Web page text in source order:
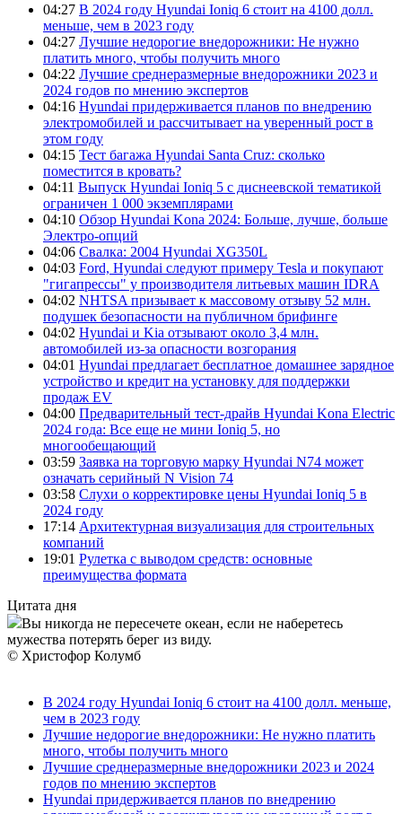
04:27 В 2024 году Hyundai Ioniq 6 стоит на 4100 долл.
меньше, чем в 2023 году
04:27 Лучшие недорогие внедорожники: Не нужно
платить много, чтобы получить много
04:22 Лучшие среднеразмерные внедорожники 2023 и
2024 годов по мнению экспертов
04:16 Hyundai придерживается планов по внедрению
электромобилей и рассчитывает на уверенный рост в
этом году
04:15 Тест багажа Hyundai Santa Cruz: сколько
поместится в кровать?
04:11 Выпуск Hyundai Ioniq 5 с диснеевской тематикой
ограничен 1 000 экземплярами
04:10 Обзор Hyundai Kona 2024: Больше, лучше, больше
Электро-опций
04:06 Свалка: 2004 Hyundai XG350L
04:03 Ford, Hyundai следуют примеру Tesla и покупают
"гигапрессы" у производителя литьевых машин IDRA
04:02 NHTSA призывает к массовому отзыву 52 млн.
подушек безопасности на публичном брифинге
04:02 Hyundai и Kia отзывают около 3,4 млн.
автомобилей из-за опасности возгорания
04:01 Hyundai предлагает бесплатное домашнее зарядное
устройство и кредит на установку для поддержки
продаж EV
04:00 Предварительный тест-драйв Hyundai Kona Electric
2024 года: Все еще не мини Ioniq 5, но
многообещающий
03:59 Заявка на торговую марку Hyundai N74 может
означать серийный N Vision 74
03:58 Слухи о корректировке цены Hyundai Ioniq 5 в
2024 году
17:14 Архитектурная визуализация для строительных
компаний
19:01 Рулетка с выводом средств: основные
преимущества формата
Цитата дня
Вы никогда не пересечете океан, если не наберетесь
мужества потерять берег из виду.
© Христофор Колумб
В 2024 году Hyundai Ioniq 6 стоит на 4100 долл. меньше,
чем в 2023 году
Лучшие недорогие внедорожники: Не нужно платить
много, чтобы получить много
Лучшие среднеразмерные внедорожники 2023 и 2024
годов по мнению экспертов
Hyundai придерживается планов по внедрению